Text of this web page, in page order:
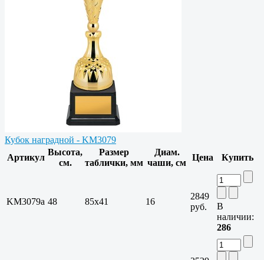
Кубок наградной - KM3079
Артикул
Высота,
см.
Размер
таблички, мм
Диам.
чаши, см
Цена Купить
KM3079a 48 85х41 16
2849
руб.
В
наличии:
286